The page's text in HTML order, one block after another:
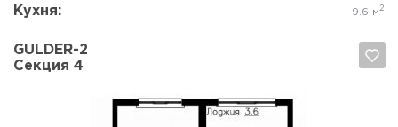
Кухня: 9.6 м 2
GULDER-2
Секция 4